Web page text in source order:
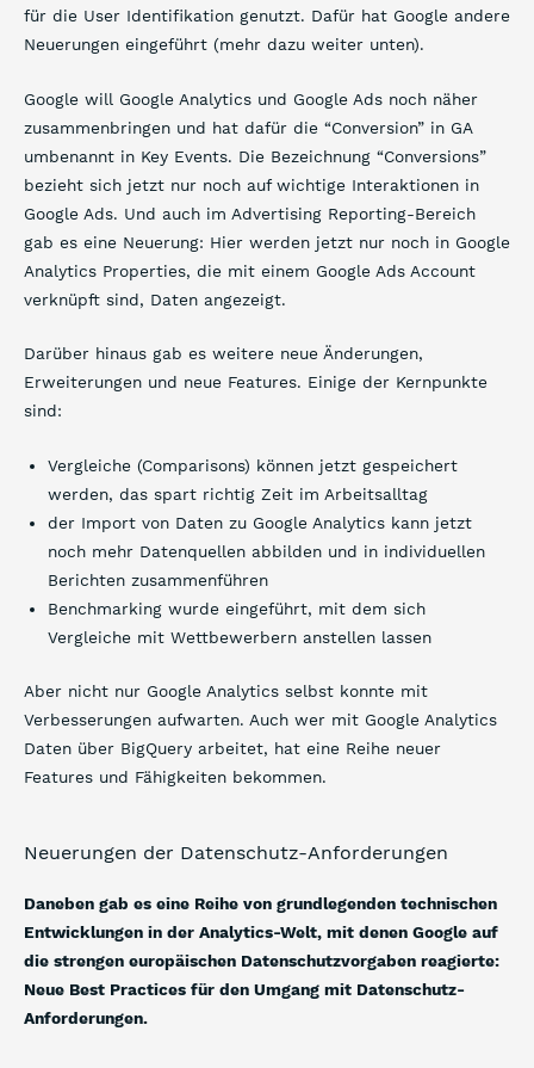
für die User Identifikation genutzt. Dafür hat Google andere
Neuerungen eingeführt (mehr dazu weiter unten).
Google will Google Analytics und Google Ads noch näher
zusammenbringen und hat dafür die “Conversion” in GA
umbenannt in Key Events. Die Bezeichnung “Conversions”
bezieht sich jetzt nur noch auf wichtige Interaktionen in
Google Ads. Und auch im Advertising Reporting-Bereich
gab es eine Neuerung: Hier werden jetzt nur noch in Google
Analytics Properties, die mit einem Google Ads Account
verknüpft sind, Daten angezeigt.
Darüber hinaus gab es weitere neue Änderungen,
Erweiterungen und neue Features. Einige der Kernpunkte
sind:
Vergleiche (Comparisons) können jetzt gespeichert
werden, das spart richtig Zeit im Arbeitsalltag
der Import von Daten zu Google Analytics kann jetzt
noch mehr Datenquellen abbilden und in individuellen
Berichten zusammenführen
Benchmarking wurde eingeführt, mit dem sich
Vergleiche mit Wettbewerbern anstellen lassen
Aber nicht nur Google Analytics selbst konnte mit
Verbesserungen aufwarten. Auch wer mit Google Analytics
Daten über BigQuery arbeitet, hat eine Reihe neuer
Features und Fähigkeiten bekommen.
Neuerungen der Datenschutz-Anforderungen
Daneben gab es eine Reihe von grundlegenden technischen
Entwicklungen in der Analytics-Welt, mit denen Google auf
die strengen europäischen Datenschutzvorgaben reagierte:
Neue Best Practices für den Umgang mit Datenschutz-
Anforderungen.